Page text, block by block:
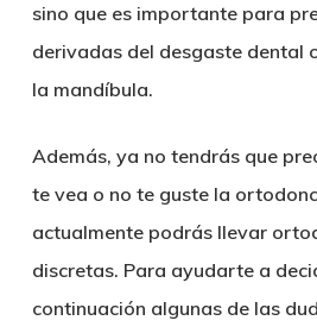
sino que es importante para
derivadas del desgaste dental
la mandíbula.
Además, ya no tendrás que
te vea o no te guste la
actualmente podrás llevar
discretas. Para ayudarte a
continuación algunas de las